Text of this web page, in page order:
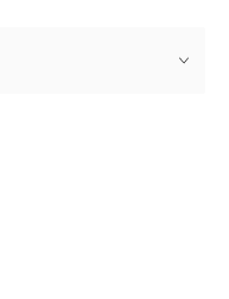
delgado es